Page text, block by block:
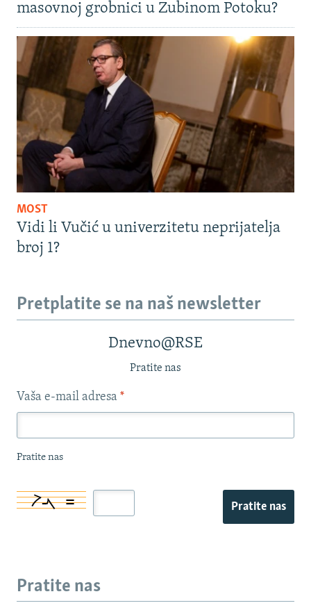
masovnoj grobnici u Zubinom Potoku?
MOST
Vidi li Vučić u univerzitetu neprijatelja
broj 1?
Pretplatite se na naš newsletter
Dnevno@RSE
Pratite nas
Vaša e-mail adresa *
Pratite nas
Pratite nas
Pratite nas